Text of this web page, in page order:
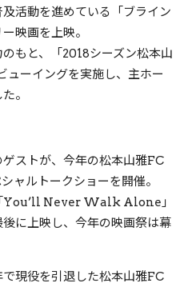
活動を進めている「ブライン
映画を上映。
もと、「2018シーズン松本山
ューイングを実施し、主ホー
。
ストが、今年の松本山雅FC
ャルトークショーを開催。
You’ll Never Walk Alone」
に上映し、今年の映画祭は幕
現役を引退した松本山雅FC